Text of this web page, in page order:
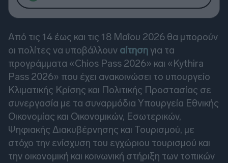
Από τις 14 έως και τις 18 Μαΐου 2026 θα μπορούν
οι πολίτες να υποβάλλουν αίτηση για τα
προγράμματα «Chios Pass 2026» και «Kythira
Pass 2026» που έχει ανακοινώσει το υπουργείο
Κλιματικής Κρίσης και Πολιτικής Προστασίας σε
συνεργασία με τα συναρμόδια Υπουργεία Εθνικής
Οικονομίας και Οικονομικών, Εσωτερικών,
Ψηφιακής Διακυβέρνησης και Τουρισμού, με
στόχο την ενίσχυση του εγχώριου τουρισμού και
την οικονομική και κοινωνική στήριξη των τοπικών